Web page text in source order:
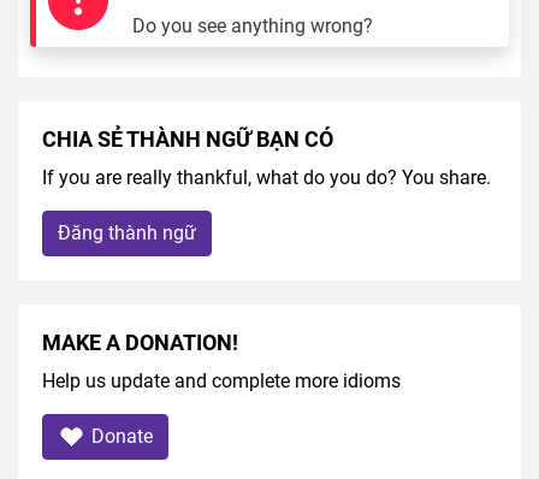
Do you see anything wrong?
CHIA SẺ THÀNH NGỮ BẠN CÓ
If you are really thankful, what do you do? You share.
Đăng thành ngữ
MAKE A DONATION!
Help us update and complete more idioms
Donate